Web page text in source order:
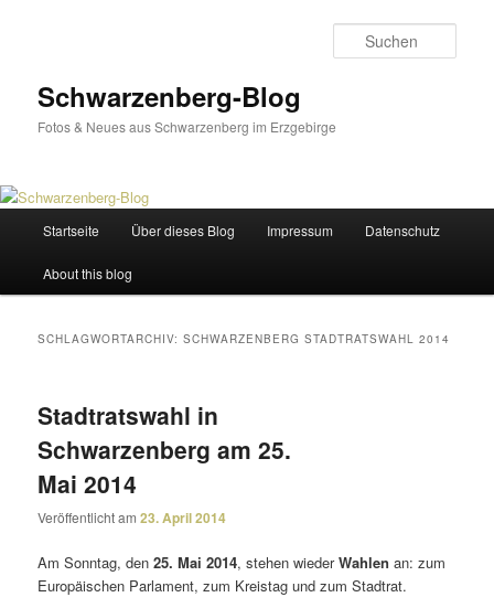
Schwarzenberg-Blog
Fotos & Neues aus Schwarzenberg im Erzgebirge
Startseite Über dieses Blog Impressum Datenschutz
About this blog
SCHLAGWORTARCHIV:SCHWARZENBERG STADTRATSWAHL 2014
Stadtratswahl in
Schwarzenberg am 25.
Mai 2014
Veröffentlicht am23. April 2014
Am Sonntag, den25. Mai 2014, stehen wiederWahlen an: zum
Europäischen Parlament, zum Kreistag und zum Stadtrat.